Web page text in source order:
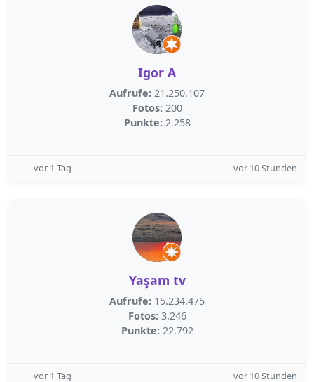
Igor A
Aufrufe: 21.250.107
Fotos: 200
Punkte: 2.258
vor 1 Tag vor 10 Stunden
Yaşam tv
Aufrufe: 15.234.475
Fotos: 3.246
Punkte: 22.792
vor 1 Tag vor 10 Stunden